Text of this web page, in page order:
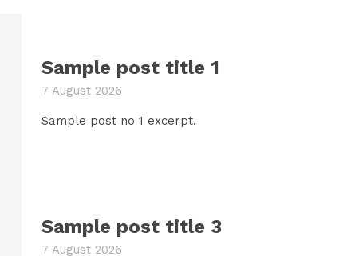
Sample post title 1
7 August 2026
Sample post no 1 excerpt.
Sample post title 3
7 August 2026